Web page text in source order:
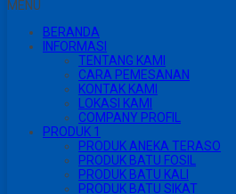
MENU
BERANDA
INFORMASI
TENTANG KAMI
CARA PEMESANAN
KONTAK KAMI
LOKASI KAMI
COMPANY PROFIL
PRODUK 1
PRODUK ANEKA TERASO
PRODUK BATU FOSIL
PRODUK BATU KALI
PRODUK BATU SIKAT